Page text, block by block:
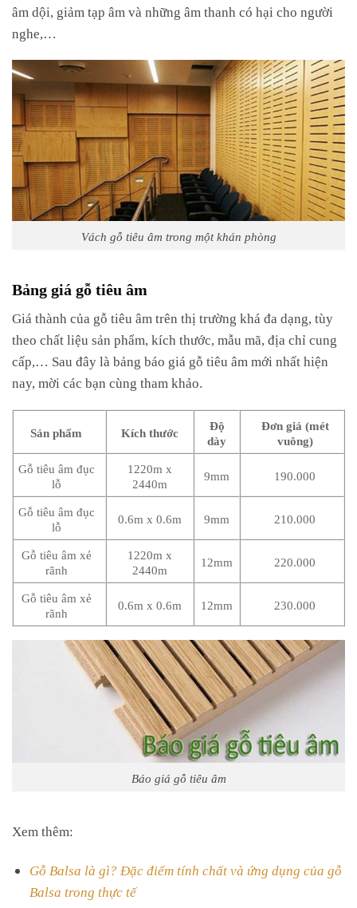
âm dội, giảm tạp âm và những âm thanh có hại cho người
nghe,…
Vách gỗ tiêu âm trong một khán phòng
Bảng giá gỗ tiêu âm
Giá thành của gỗ tiêu âm trên thị trường khá đa dạng, tùy
theo chất liệu sản phẩm, kích thước, mẫu mã, địa chỉ cung
cấp,… Sau đây là bảng báo giá gỗ tiêu âm mới nhất hiện
nay, mời các bạn cùng tham khảo.
Sản phẩm Kích thước
Độ
dày
Đơn giá (mét
vuông)
Gỗ tiêu âm đục
lỗ
1220m x
2440m
9mm 190.000
Gỗ tiêu âm đục
lỗ
0.6m x 0.6m 9mm 210.000
Gỗ tiêu âm xẻ
rãnh
1220m x
2440m
12mm 220.000
Gỗ tiêu âm xẻ
rãnh
0.6m x 0.6m 12mm 230.000
Báo giá gỗ tiêu âm
Xem thêm:
Gỗ Balsa là gì? Đặc điểm tính chất và ứng dụng của gỗ
Balsa trong thực tế